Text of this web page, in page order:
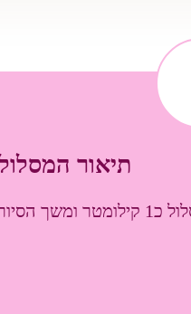
תיאור
אורך המסלול כ1 קילומטר